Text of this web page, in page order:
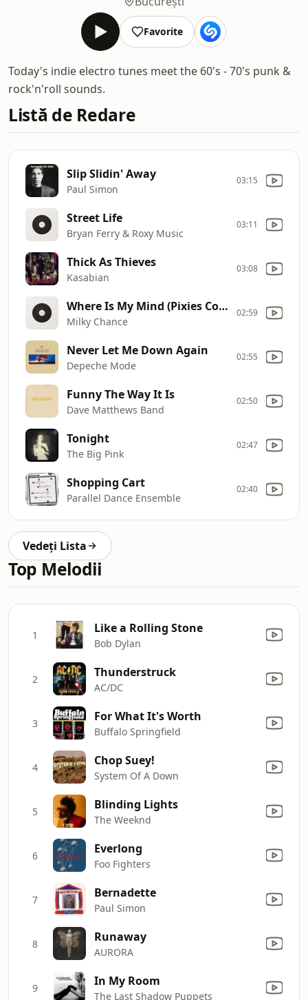
Favorite
Today's indie electro tunes meet the 60's - 70's punk &
rock'n'roll sounds.
Listă de Redare
Slip Slidin' Away
Paul Simon
03:15
Street Life
Bryan Ferry & Roxy Music
03:11
Thick As Thieves
Kasabian
03:08
Where Is My Mind (Pixies Cover)
Milky Chance
02:59
Never Let Me Down Again
Depeche Mode
02:55
Funny The Way It Is
Dave Matthews Band
02:50
Tonight
The Big Pink
02:47
Shopping Cart
Parallel Dance Ensemble
02:40
Vedeți Lista
Top Melodii
1 Like a Rolling Stone
Bob Dylan
2 Thunderstruck
AC/DC
3 For What It's Worth
Buffalo Springfield
4 Chop Suey!
System Of A Down
5 Blinding Lights
The Weeknd
6 Everlong
Foo Fighters
7 Bernadette
Paul Simon
8 Runaway
AURORA
9 In My Room
The Last Shadow Puppets